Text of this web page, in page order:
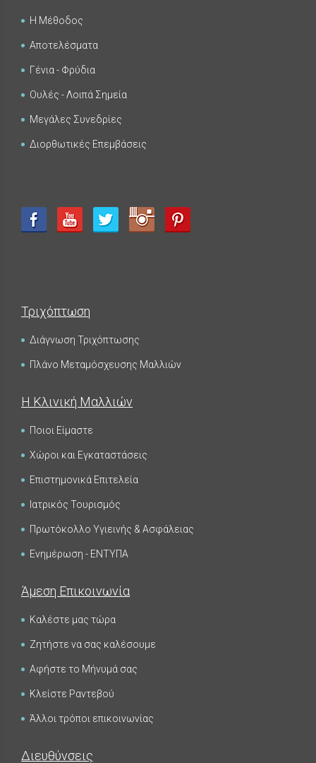
Η Μέθοδος
Αποτελέσματα
Γένια - Φρύδια
Ουλές - Λοιπά Σημεία
Μεγάλες Συνεδρίες
Διορθωτικές Επεμβάσεις
Τριχόπτωση
Διάγνωση Τριχόπτωσης
Πλάνο Μεταμόσχευσης Μαλλιών
Η Κλινική Μαλλιών
Ποιοι Είμαστε
Χώροι και Εγκαταστάσεις
Επιστημονικά Επιτελεία
Ιατρικός Τουρισμός
Πρωτόκολλο Υγιεινής & Ασφάλειας
Ενημέρωση - ΕΝΤΥΠΑ
Άμεση Επικοινωνία
Καλέστε μας τώρα
Ζητήστε να σας καλέσουμε
Αφήστε το Μήνυμά σας
Κλείστε Ραντεβού
Άλλοι τρόποι επικοινωνίας
Διευθύνσεις